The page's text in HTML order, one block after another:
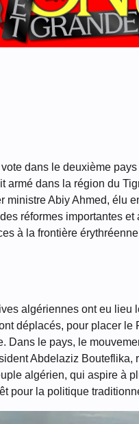
dans le deuxième
armé dans la région du
ministre Abiy Ahmed, élu
réformes importantes
à la frontière
algériennes ont eu lieu
déplacés, pour placer
Dans le pays, le
Abdelaziz
algérien, qui aspire à
pour la politique